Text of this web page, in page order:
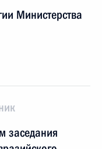
Министерства
заседания